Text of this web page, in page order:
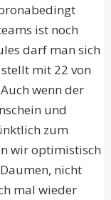
ist noch
darf man sich
mit 22 von
wenn der
und
zum
wir optimistisch
nicht
mal wieder